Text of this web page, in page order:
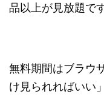
品以上が見放題です
無料期間はブラウ
け見られればいい